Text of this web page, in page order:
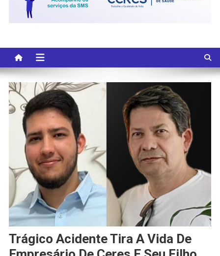
Trágico Acidente Tira A Vida De